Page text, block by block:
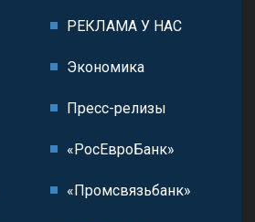
РЕКЛАМА У НАС
Экономика
Пресс-релизы
«РосЕвроБанк»
«Промсвязьбанк»